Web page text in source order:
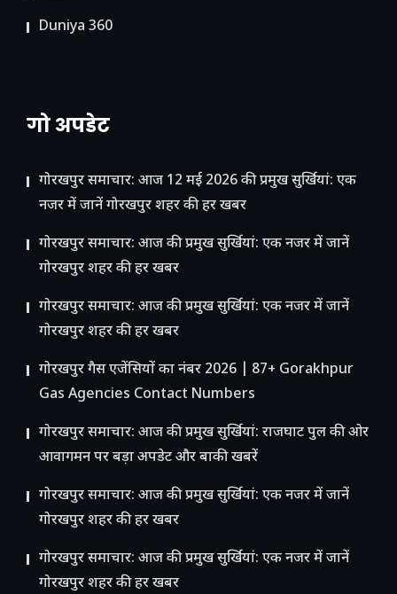
Duniya 360
गो अपडेट
गोरखपुर समाचार: आज 12 मई 2026 की प्रमुख सुर्खियां: एक
नजर में जानें गोरखपुर शहर की हर खबर
गोरखपुर समाचार: आज की प्रमुख सुर्खियां: एक नजर में जानें
गोरखपुर शहर की हर खबर
गोरखपुर समाचार: आज की प्रमुख सुर्खियां: एक नजर में जानें
गोरखपुर शहर की हर खबर
गोरखपुर गैस एजेंसियों का नंबर 2026 | 87+ Gorakhpur
Gas Agencies Contact Numbers
गोरखपुर समाचार: आज की प्रमुख सुर्खियां: राजघाट पुल की ओर
आवागमन पर बड़ा अपडेट और बाकी खबरें
गोरखपुर समाचार: आज की प्रमुख सुर्खियां: एक नजर में जानें
गोरखपुर शहर की हर खबर
गोरखपुर समाचार: आज की प्रमुख सुर्खियां: एक नजर में जानें
गोरखपुर शहर की हर खबर